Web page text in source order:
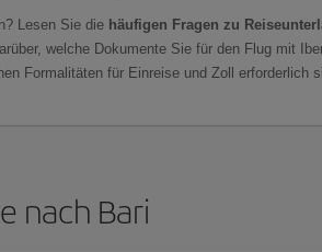
Lesen Sie die häufigen Fragen zu
welche Dokumente Sie für den Flug mit
Formalitäten für Einreise und Zoll erforderlich
nach Bari